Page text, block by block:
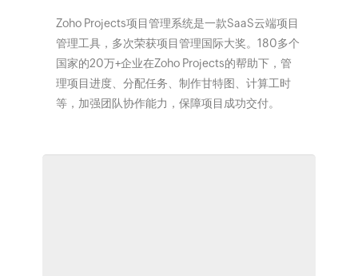
Zoho Projects项目管理系统是一款SaaS云端项目
管理工具，多次荣获项目管理国际大奖。180多个
国家的20万+企业在Zoho Projects的帮助下，管
理项目进度、分配任务、制作甘特图、计算工时
等，加强团队协作能力，保障项目成功交付。